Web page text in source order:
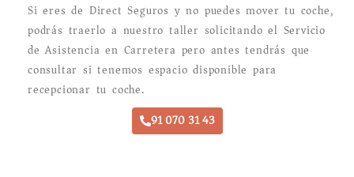
Si eres de Direct Seguros y no puedes mover tu coche,
podrás traerlo a nuestro taller solicitando el Servicio
de Asistencia en Carretera pero antes tendrás que
consultar si tenemos espacio disponible para
recepcionar tu coche.
91 070 31 43